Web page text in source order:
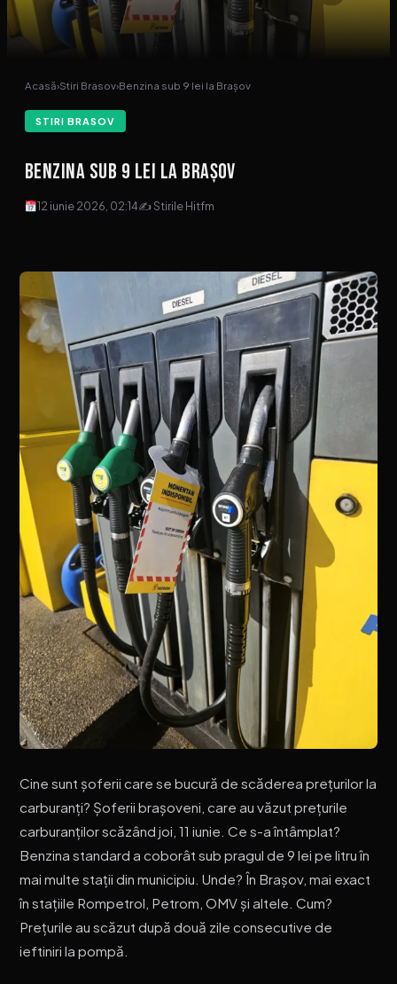
Acasă›Stiri Brasov›Benzina sub 9 lei la Brașov
STIRI BRASOV
Benzina sub 9 lei la Brașov
12 iunie 2026, 02:14✍ Stirile Hitfm
Cine sunt șoferii care se bucură de scăderea prețurilor la
carburanți? Șoferii brașoveni, care au văzut prețurile
carburanților scăzând joi, 11 iunie. Ce s-a întâmplat?
Benzina standard a coborât sub pragul de 9 lei pe litru în
mai multe stații din municipiu. Unde? În Brașov, mai exact
în stațiile Rompetrol, Petrom, OMV și altele. Cum?
Prețurile au scăzut după două zile consecutive de
ieftiniri la pompă.